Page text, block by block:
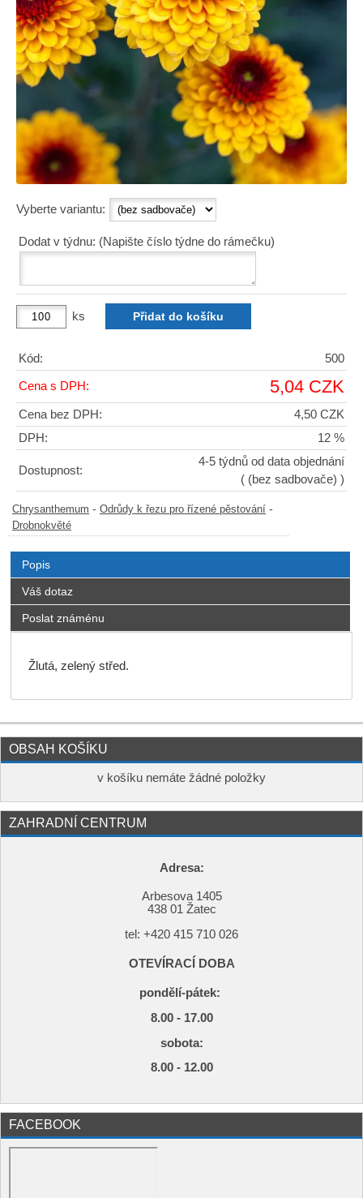
Vyberte variantu:
Dodat v týdnu: (Napište číslo týdne do rámečku)
ks
Kód: 500
Cena s DPH: 5,04 CZK
Cena bez DPH:
4,50 CZK
DPH:
12 %
Dostupnost:
4-5 týdnů od data objednání
( (bez sadbovače) )
Chrysanthemum - Odrůdy k řezu pro řízené pěstování -
Drobnokvěté
Popis
Váš dotaz
Poslat známénu
Žlutá, zelený střed.
OBSAH KOŠÍKU
v košíku nemáte žádné položky
ZAHRADNÍ CENTRUM
Adresa:
Arbesova 1405
438 01 Žatec
tel: +420 415 710 026
OTEVÍRACÍ DOBA
pondělí-pátek:
8.00 - 17.00
sobota:
8.00 - 12.00
FACEBOOK